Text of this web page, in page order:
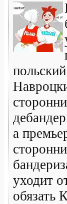
а
уходит
обязать